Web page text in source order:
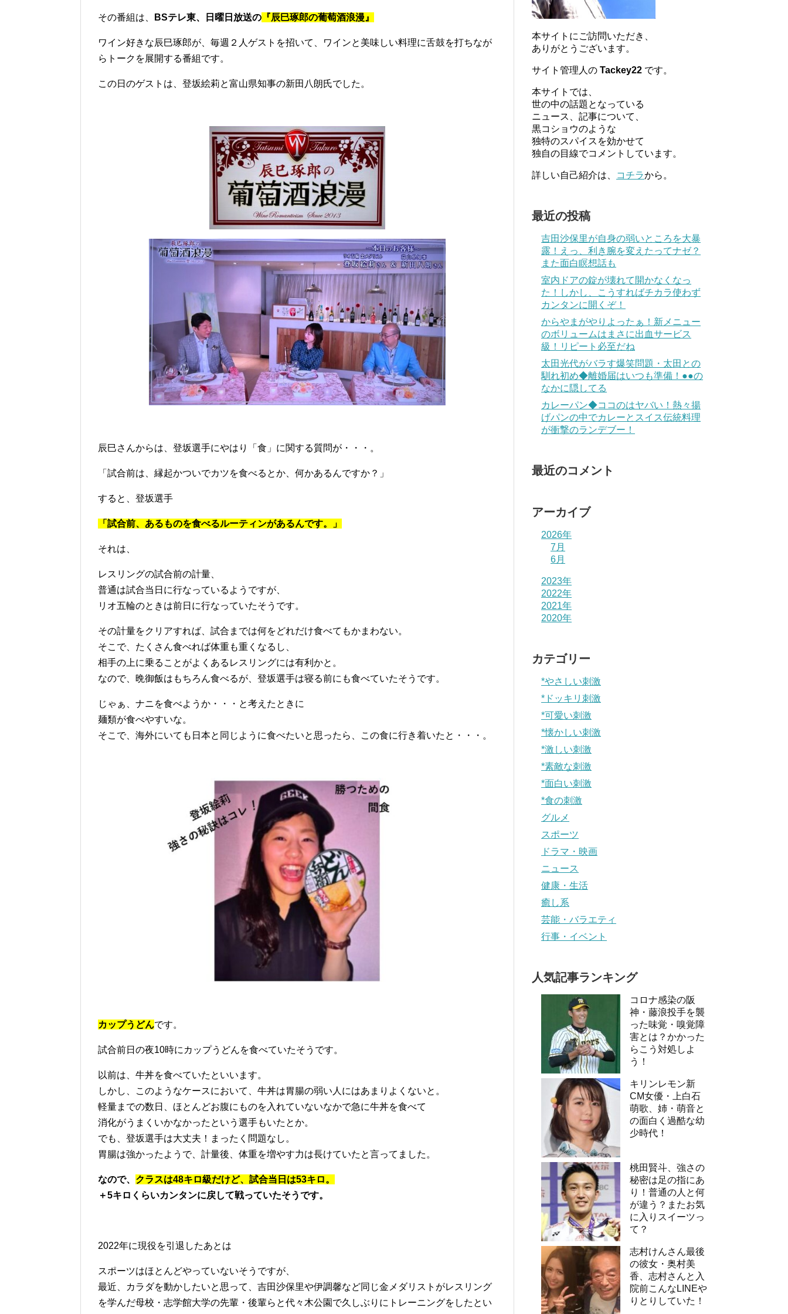
その番組は、 BSテレ東、日曜日放送の 『辰巳琢郎の葡萄酒浪漫』
ワイン好きな辰巳琢郎が、毎週２人ゲストを招いて、ワインと美味しい料理に舌鼓を打ちなが
らトークを展開する番組です。
この日のゲストは、登坂絵莉と富山県知事の新田八朗氏でした。
辰巳さんからは、登坂選手にやはり「食」に関する質問が・・・。
「試合前は、縁起かついでカツを食べるとか、何かあるんですか？」
すると、登坂選手
「試合前、あるものを食べるルーティンがあるんです。」
それは、
レスリングの試合前の計量、
普通は試合当日に行なっているようですが、
リオ五輪のときは前日に行なっていたそうです。
その計量をクリアすれば、試合までは何をどれだけ食べてもかまわない。
そこで、たくさん食べれば体重も重くなるし、
相手の上に乗ることがよくあるレスリングには有利かと。
なので、晩御飯はもちろん食べるが、登坂選手は寝る前にも食べていたそうです。
じゃぁ、ナニを食べようか・・・と考えたときに
麺類が食べやすいな。
そこで、海外にいても日本と同じように食べたいと思ったら、この食に行き着いたと・・・。
カップうどんです。
試合前日の夜10時にカップうどんを食べていたそうです。
以前は、牛丼を食べていたといいます。
しかし、このようなケースにおいて、牛丼は胃腸の弱い人にはあまりよくないと。
軽量までの数日、ほとんどお腹にものを入れていないなかで急に牛丼を食べて
消化がうまくいかなかったという選手もいたとか。
でも、登坂選手は大丈夫！まったく問題なし。
胃腸は強かったようで、計量後、体重を増やす力は長けていたと言ってました。
なので、 クラスは48キロ級だけど、試合当日は53キロ。
＋5キロくらいカンタンに戻して戦っていたそうです。
2022年に現役を引退したあとは
スポーツはほとんどやっていないそうですが、
最近、カラダを動かしたいと思って、吉田沙保里や伊調馨など同じ金メダリストがレスリング
を学んだ母校・志学館大学の先輩・後輩らと代々木公園で久しぶりにトレーニングをしたとい
本サイトにご訪問いただき、
ありがとうございます。
サイト管理人の Tackey22 です。
本サイトでは、
世の中の話題となっている
ニュース、記事について、
黒コショウのような
独特のスパイスを効かせて
独自の目線でコメントしています。
詳しい自己紹介は、 コチラから。
最近の投稿
吉田沙保里が自身の弱いところを大暴
露！えっ、利き腕を変えたってナゼ？
また面白瞑想話も
室内ドアの錠が壊れて開かなくなっ
た！しかし、こうすればチカラ使わず
カンタンに開くぞ！
からやまがやりよったぁ！新メニュー
のボリュームはまさに出血サービス
級！リピート必至だね
太田光代がバラす爆笑問題・太田との
馴れ初め◆離婚届はいつも準備！●●の
なかに隠してる
カレーパン◆ココのはヤバい！熱々揚
げパンの中でカレーとスイス伝統料理
が衝撃のランデブー！
最近のコメント
アーカイブ
2026年
7月
6月
2023年
2022年
2021年
2020年
カテゴリー
*やさしい刺激
*ドッキリ刺激
*可愛い刺激
*懐かしい刺激
*激しい刺激
*素敵な刺激
*面白い刺激
*食の刺激
グルメ
スポーツ
ドラマ・映画
ニュース
健康・生活
癒し系
芸能・バラエティ
行事・イベント
人気記事ランキング
コロナ感染の阪
神・藤浪投手を襲
った味覚・嗅覚障
害とは？かかった
らこう対処しよ
う！
キリンレモン新
CM女優・上白石
萌歌、姉・萌音と
の面白く過酷な幼
少時代！
桃田賢斗、強さの
秘密は足の指にあ
り！普通の人と何
が違う？またお気
に入りスイーツっ
て？
志村けんさん最後
の彼女・奥村美
香、志村さんと入
院前こんなLINEや
りとりしていた！